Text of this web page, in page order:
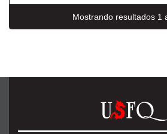
Mostrando resultados 1